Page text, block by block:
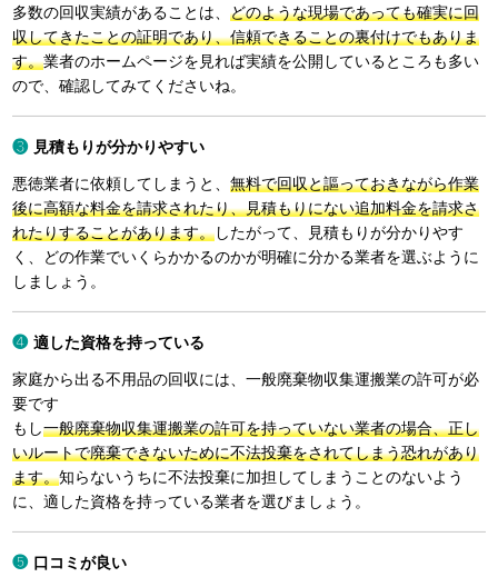
多数の回収実績があることは、どのような現場であっても確実に回
収してきたことの証明であり、信頼できることの裏付けでもありま
す。業者のホームページを見れば実績を公開しているところも多い
ので、確認してみてくださいね。
見積もりが分かりやすい
悪徳業者に依頼してしまうと、無料で回収と謳っておきながら作業
後に高額な料金を請求されたり、見積もりにない追加料金を請求さ
れたりすることがあります。したがって、見積もりが分かりやす
く、どの作業でいくらかかるのかが明確に分かる業者を選ぶように
しましょう。
適した資格を持っている
家庭から出る不用品の回収には、一般廃棄物収集運搬業の許可が必
要です
もし一般廃棄物収集運搬業の許可を持っていない業者の場合、正し
いルートで廃棄できないために不法投棄をされてしまう恐れがあり
ます。知らないうちに不法投棄に加担してしまうことのないよう
に、適した資格を持っている業者を選びましょう。
口コミが良い